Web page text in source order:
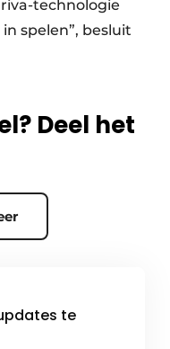
technologie
spelen”, besluit
Deel het
te